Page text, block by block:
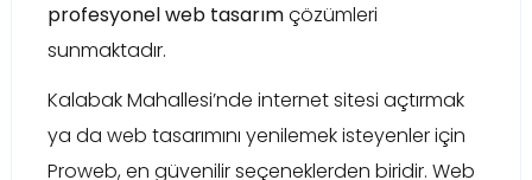
profesyonel web tasarımçözümleri
sunmaktadır.
Kalabak Mahallesi’nde internet sitesi açtırmak
ya da web tasarımını yenilemek isteyenler için
Proweb, en güvenilir seçeneklerden biridir. Web